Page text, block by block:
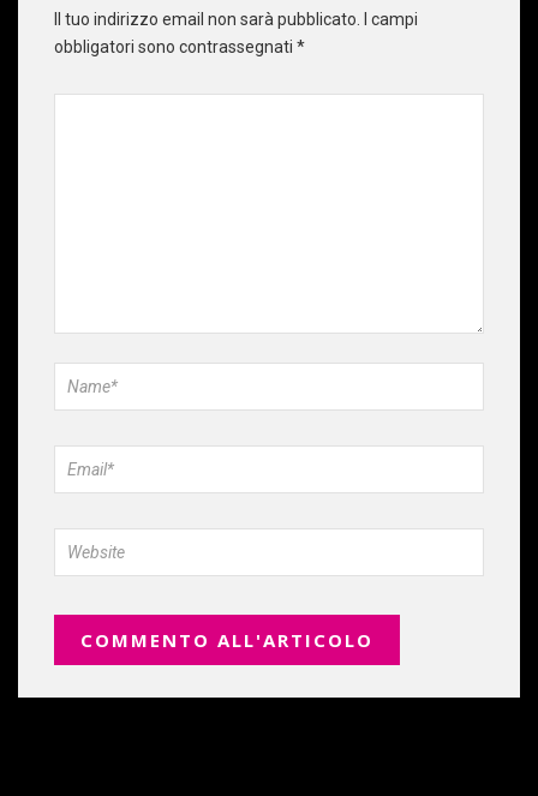
Il tuo indirizzo email non sarà pubblicato.
I campi
obbligatori sono contrassegnati *